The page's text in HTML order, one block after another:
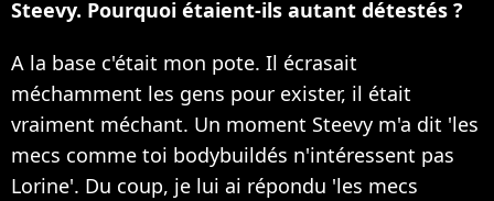
Steevy. Pourquoi étaient-ils autant détestés ?
A la base c'était mon pote. Il écrasait
méchamment les gens pour exister, il était
vraiment méchant. Un moment Steevy m'a dit 'les
mecs comme toi bodybuildés n'intéressent pas
Lorine'. Du coup, je lui ai répondu 'les mecs